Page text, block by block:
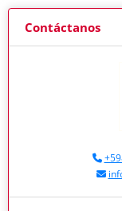
Contáctanos